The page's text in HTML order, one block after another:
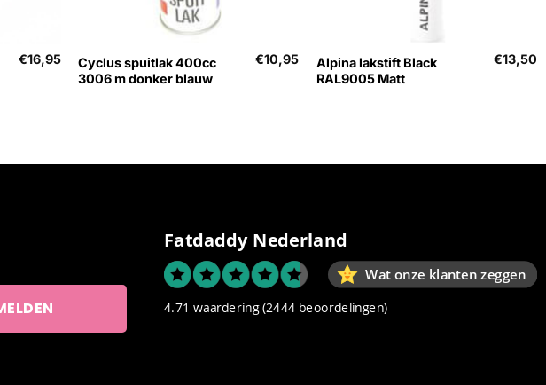
€16,95
Cyclus spuitlak 400cc
3006 m donker blauw
€10,95
Alpina lakstift Black
RAL9005 Matt
€13,50
Fatdaddy Nederland
Wat onze klanten zeggen
4.71 waardering (2444 beoordelingen)